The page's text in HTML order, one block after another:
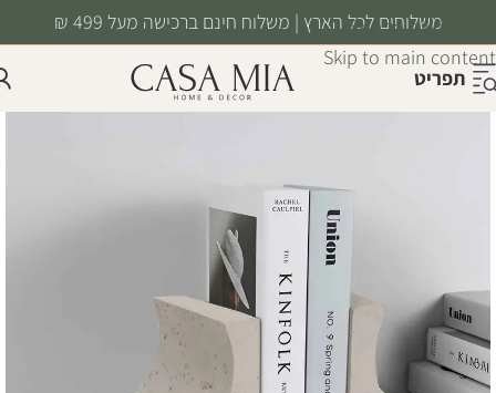
Skip to navigation
Skip to main content
משלוחים לכל הארץ | משלוח חינם ברכישה מעל 499 ₪
תפריט